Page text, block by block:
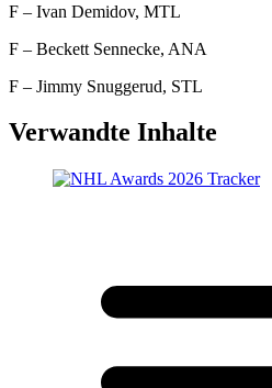
F – Ivan Demidov, MTL
F – Beckett Sennecke, ANA
F – Jimmy Snuggerud, STL
Verwandte Inhalte